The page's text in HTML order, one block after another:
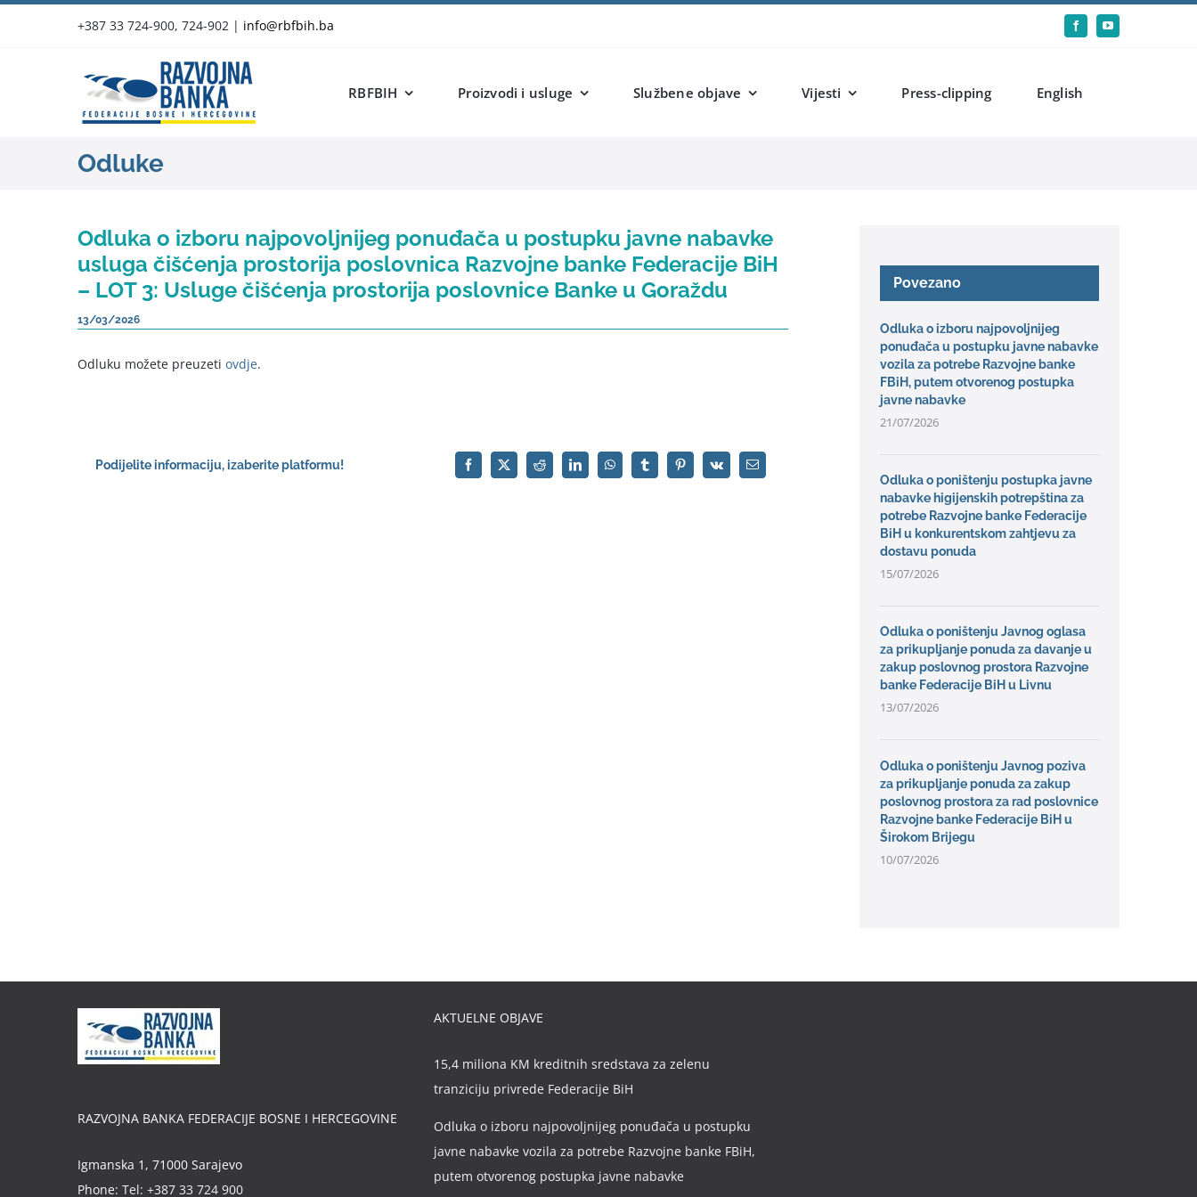
+387 33 724-900, 724-902 | info@rbfbih.ba
RBFBIH Proizvodi i usluge Službene objave Vijesti Press-clipping English
Odluke
Odluka o izboru najpovoljnijeg ponuđača u postupku javne nabavke
usluga čišćenja prostorija poslovnica Razvojne banke Federacije BiH
– LOT 3: Usluge čišćenja prostorija poslovnice Banke u Goraždu
13/03/2026
Odluku možete preuzeti ovdje.
Podijelite informaciju, izaberite platformu!
Povezano
Odluka o izboru najpovoljnijeg
ponuđača u postupku javne nabavke
vozila za potrebe Razvojne banke
FBiH, putem otvorenog postupka
javne nabavke
21/07/2026
Odluka o poništenju postupka javne
nabavke higijenskih potrepština za
potrebe Razvojne banke Federacije
BiH u konkurentskom zahtjevu za
dostavu ponuda
15/07/2026
Odluka o poništenju Javnog oglasa
za prikupljanje ponuda za davanje u
zakup poslovnog prostora Razvojne
banke Federacije BiH u Livnu
13/07/2026
Odluka o poništenju Javnog poziva
za prikupljanje ponuda za zakup
poslovnog prostora za rad poslovnice
Razvojne banke Federacije BiH u
Širokom Brijegu
10/07/2026
RAZVOJNA BANKA FEDERACIJE BOSNE I HERCEGOVINE
Igmanska 1, 71000 Sarajevo
Phone: Tel: +387 33 724 900
AKTUELNE OBJAVE
15,4 miliona KM kreditnih sredstava za zelenu
tranziciju privrede Federacije BiH
Odluka o izboru najpovoljnijeg ponuđača u postupku
javne nabavke vozila za potrebe Razvojne banke FBiH,
putem otvorenog postupka javne nabavke